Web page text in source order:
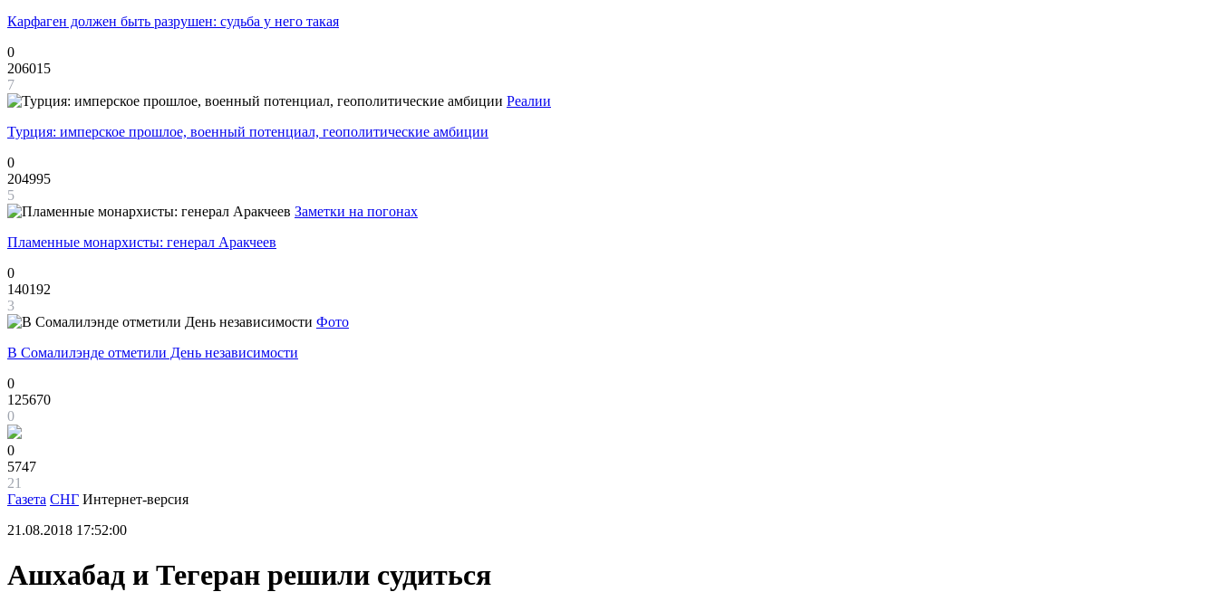
Карфаген должен быть разрушен: судьба у него такая
0
206015
7
Реалии
Турция: имперское прошлое, военный потенциал, геополитические амбиции
0
204995
5
Заметки на погонах
Пламенные монархисты: генерал Аракчеев
0
140192
3
Фото
В Сомалилэнде отметили День независимости
0
125670
0
0
5747
21
Газета СНГ Интернет-версия
21.08.2018 17:52:00
Ашхабад и Тегеран решили судиться